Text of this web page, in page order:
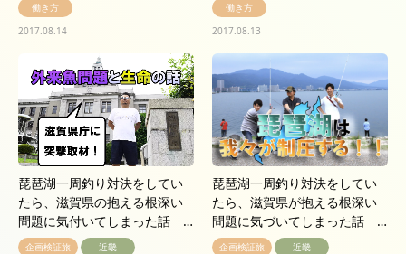
働き方
2017.08.14
働き方
2017.08.13
琵琶湖一周釣り対決をしてい
たら、滋賀県の抱える根深い
問題に気付いてしまった話 …
企画検証旅
近畿
琵琶湖一周釣り対決をしてい
たら、滋賀県が抱える根深い
問題に気づいてしまった話 …
企画検証旅
近畿